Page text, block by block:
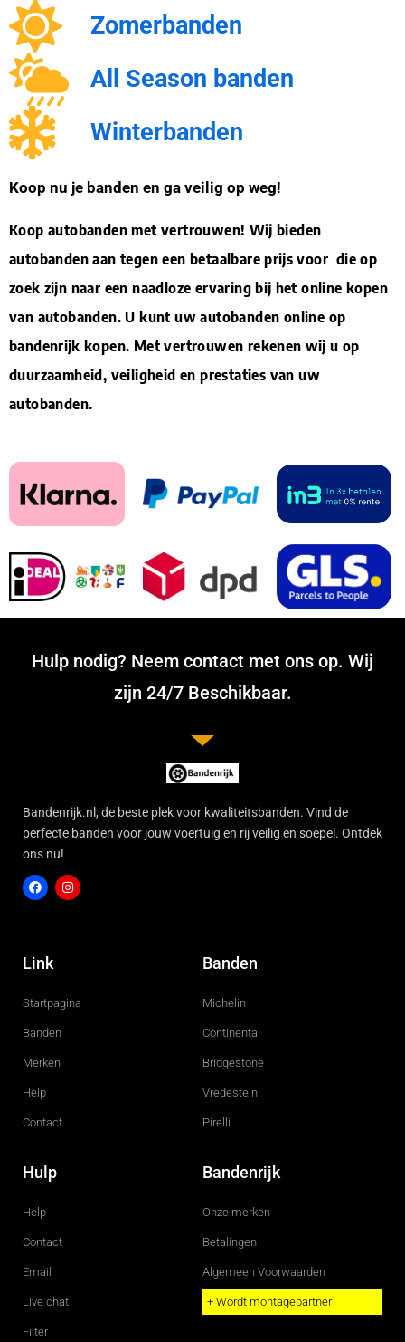
Zomerbanden
All Season banden
Winterbanden
Koop nu je banden en ga veilig op weg!
Koop autobanden met vertrouwen! Wij bieden
autobanden aan tegen een betaalbare prijs voor die op
zoek zijn naar een naadloze ervaring bij het online kopen
van autobanden. U kunt uw autobanden online op
bandenrijk kopen. Met vertrouwen rekenen wij u op
duurzaamheid, veiligheid en prestaties van uw
autobanden.
Hulp nodig? Neem contact met ons op. Wij
zijn 24/7 Beschikbaar.
Bandenrijk.nl, de beste plek voor kwaliteitsbanden. Vind de
perfecte banden voor jouw voertuig en rij veilig en soepel. Ontdek
ons nu!
c
e
o
g
r
Link
Startpagina
Banden
Merken
Help
Contact
Banden
Michelin
Continental
Bridgestone
Vredestein
Pirelli
Hulp
Help
Contact
Email
Live chat
Filter
Bandenrijk
Onze merken
Betalingen
Algemeen Voorwaarden
+ Wordt montagepartner